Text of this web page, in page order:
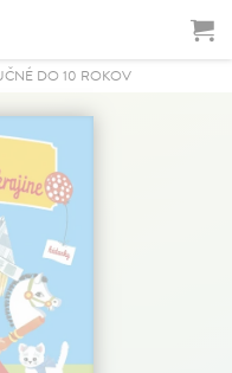
DO 10 ROKOV